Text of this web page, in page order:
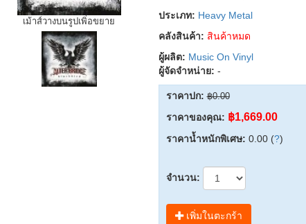
เม้าส์วางบนรูปเพิ่อขยาย
ประเภท: Heavy Metal
คลังสินค้า: สินค้าหมด
ผู้ผลิต: Music On Vinyl
ผู้จัดจำหน่าย: -
ราคาปก: ฿0.00
ราคาของคุณ: ฿1,669.00
ราคาน้ำหนักพิเศษ: 0.00 (?)
จำนวน:
เพิ่มในตะกร้า